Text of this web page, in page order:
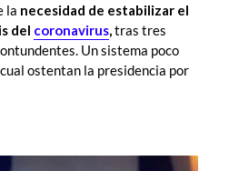
la necesidad de estabilizar el
del coronavirus,tras tres
Un sistema poco
ostentan la presidencia por